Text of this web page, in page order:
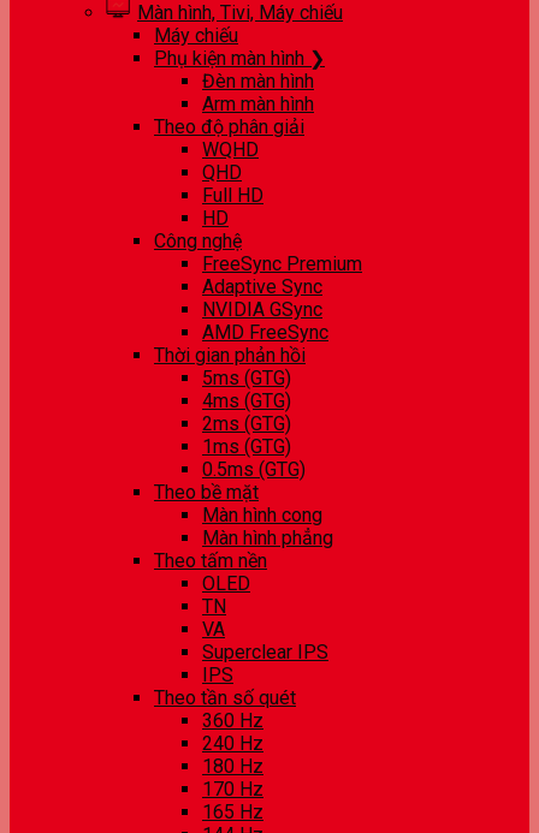
Màn hình, Tivi, Máy chiếu
Máy chiếu
Phụ kiện màn hình ❯
Đèn màn hình
Arm màn hình
Theo độ phân giải
WQHD
QHD
Full HD
HD
Công nghệ
FreeSync Premium
Adaptive Sync
NVIDIA GSync
AMD FreeSync
Thời gian phản hồi
5ms (GTG)
4ms (GTG)
2ms (GTG)
1ms (GTG)
0.5ms (GTG)
Theo bề mặt
Màn hình cong
Màn hình phẳng
Theo tấm nền
OLED
TN
VA
Superclear IPS
IPS
Theo tần số quét
360 Hz
240 Hz
180 Hz
170 Hz
165 Hz